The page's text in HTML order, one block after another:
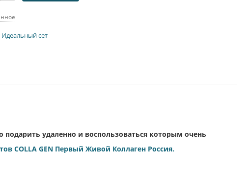
Идеальный сет
удаленно и воспользоваться которым очень
COLLA GEN Первый Живой Коллаген Россия.